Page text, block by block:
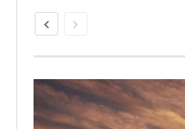
الصفحةالصفحة